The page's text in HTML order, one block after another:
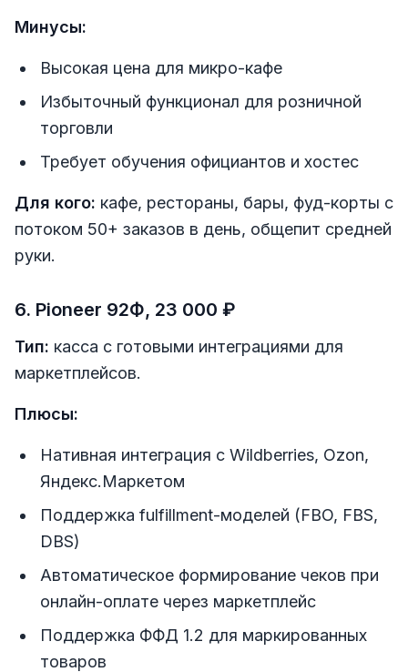
Минусы:
Высокая цена для микро-кафе
Избыточный функционал для розничной
торговли
Требует обучения официантов и хостес
Для кого: кафе, рестораны, бары, фуд-корты с
потоком 50+ заказов в день, общепит средней
руки.
6. Pioneer 92Ф, 23 000 ₽
Тип: касса с готовыми интеграциями для
маркетплейсов.
Плюсы:
Нативная интеграция с Wildberries, Ozon,
Яндекс.Маркетом
Поддержка fulfillment-моделей (FBO, FBS,
DBS)
Автоматическое формирование чеков при
онлайн-оплате через маркетплейс
Поддержка ФФД 1.2 для маркированных
товаров